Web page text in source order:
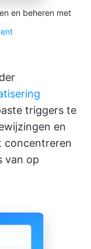
en beheren met
triggers te
en
concentreren
van op